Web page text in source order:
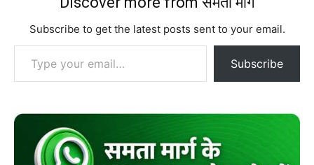
Subscribe to get the latest posts sent to your email.
Type your email…
Subscribe